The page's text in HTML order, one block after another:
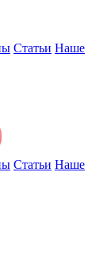
Статьи Наше
Статьи Наше